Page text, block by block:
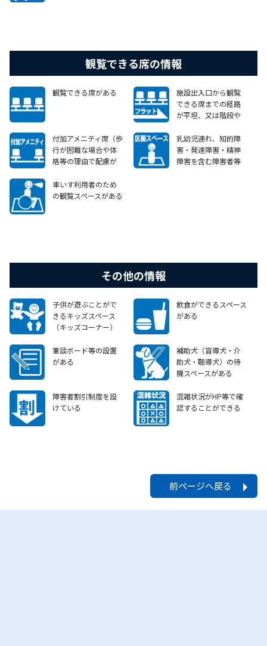
観覧できる席の情報
観覧できる席がある
施設出入口から観覧
できる席までの経路
が平坦、又は階段や
も、車いすで移動可
能なエレベーターや
スロープ等がある
付加アメニティ席（歩
行が困難な場合や体
格等の理由で配慮が
方と片側のスペースを
広くとった席）があ
乳幼児連れ、知的障
害・発達障害・精神
障害を含む障害者等
車いす利用者のため
の観覧スペースがある
その他の情報
子供が遊ぶことがで
きるキッズスペース
（キッズコーナー）
飲食ができるスペース
がある
筆談ボード等の設置
がある
補助犬（盲導犬・介
助犬・聴導犬）の待
機スペースがある
障害者割引制度を設
けている
混雑状況がHP等で確
認することができる
前ページへ戻る